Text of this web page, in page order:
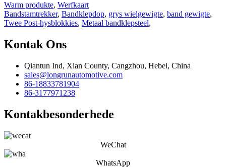
Warm produkte, Werfkaart
Bandstamtrekker, Bandklepdop, grys wielgewigte, band gewigte,
Twee Post-hysblokkies, Metaal bandklepsteel,
Kontak Ons
Qiantun Ind, Xian County, Cangzhou, Hebei, China
sales@longrunautomotive.com
86-18833781904
86-3177971238
Kontakbesonderhede
WeChat
WhatsApp